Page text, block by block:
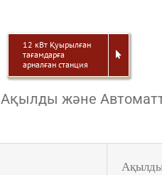
12 кВт Қуырылған
тағамдарға
арналған станция
Ақылды және
Ақылды